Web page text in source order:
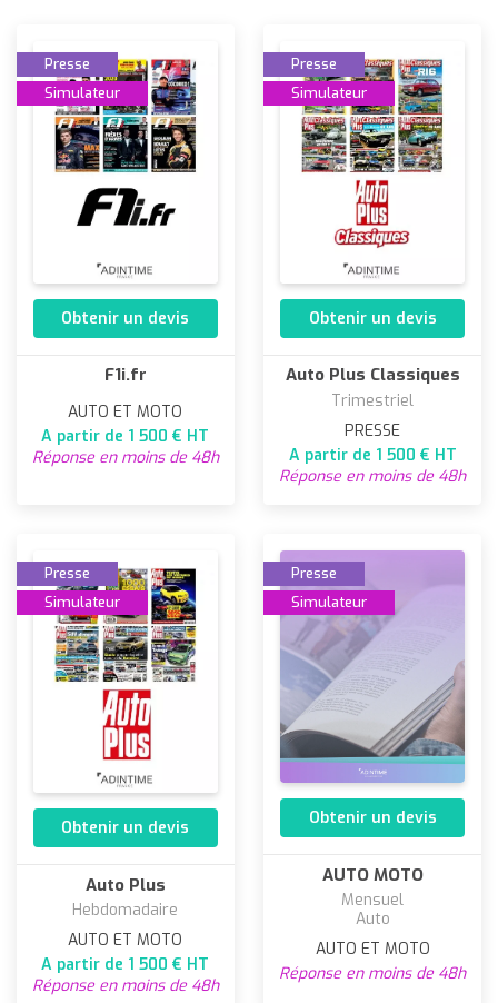
Presse
Simulateur
Obtenir un devis
F1i.fr
AUTO ET MOTO
A partir de 1 500 € HT
Réponse en moins de 48h
Presse
Simulateur
Obtenir un devis
Auto Plus Classiques
Trimestriel
PRESSE
A partir de 1 500 € HT
Réponse en moins de 48h
Presse
Simulateur
Obtenir un devis
Auto Plus
Hebdomadaire
AUTO ET MOTO
A partir de 1 500 € HT
Réponse en moins de 48h
Presse
Simulateur
Obtenir un devis
AUTO MOTO
Mensuel
Auto
AUTO ET MOTO
Réponse en moins de 48h